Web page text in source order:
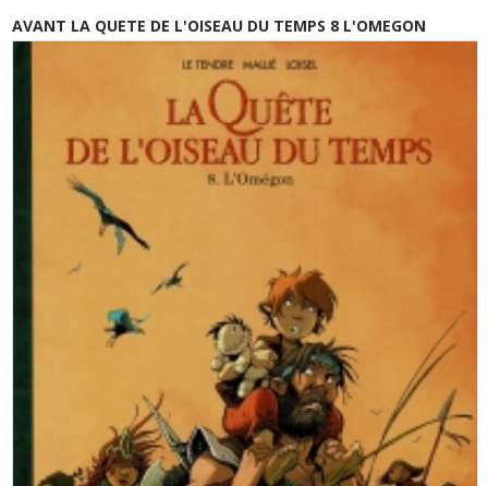
AVANT LA QUETE DE L'OISEAU DU TEMPS 8 L'OMEGON